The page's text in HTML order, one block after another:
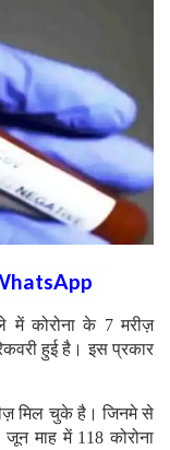
कोरोना के 7 मरीज़
हुई है। इस प्रकार
मिल चुके है। जिनमे से
माह में 118 कोरोना